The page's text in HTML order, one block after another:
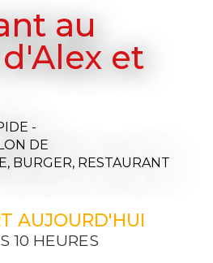
au
et
-
DE
BURGER, RESTAURANT
AUJOURD'HUI
10 HEURES